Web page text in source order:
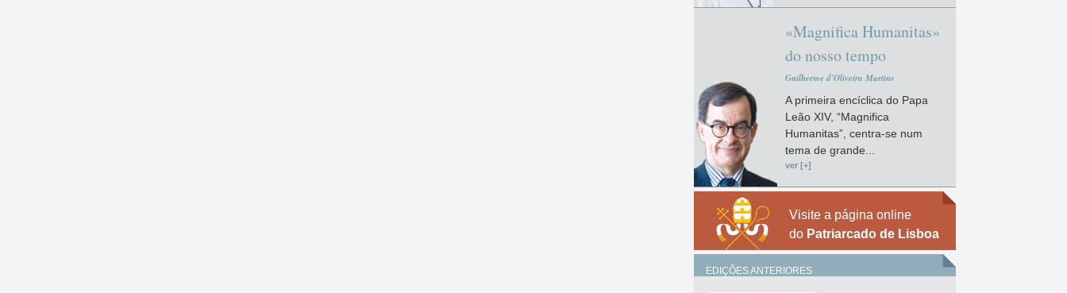
«Magnifica Humanitas»
do nosso tempo
Guilherme d'Oliveira Martins
A primeira encíclica do Papa
Leão XIV, “Magnifica
Humanitas”, centra-se num
tema de grande...
ver [+]
Visite a página online
do Patriarcado de Lisboa
EDIÇÕES ANTERIORES